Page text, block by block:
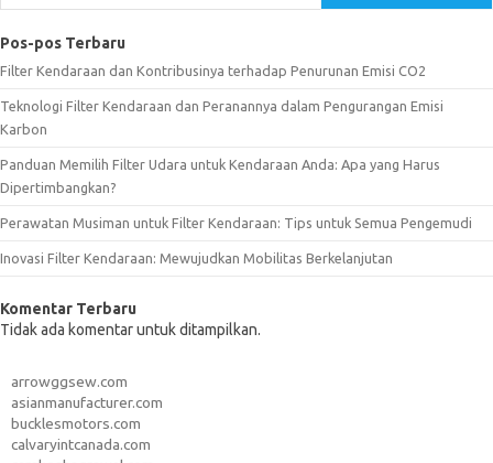
Pos-pos Terbaru
Filter Kendaraan dan Kontribusinya terhadap Penurunan Emisi CO2
Teknologi Filter Kendaraan dan Peranannya dalam Pengurangan Emisi
Karbon
Panduan Memilih Filter Udara untuk Kendaraan Anda: Apa yang Harus
Dipertimbangkan?
Perawatan Musiman untuk Filter Kendaraan: Tips untuk Semua Pengemudi
Inovasi Filter Kendaraan: Mewujudkan Mobilitas Berkelanjutan
Komentar Terbaru
Tidak ada komentar untuk ditampilkan.
arrowggsew.com
asianmanufacturer.com
bucklesmotors.com
calvaryintcanada.com